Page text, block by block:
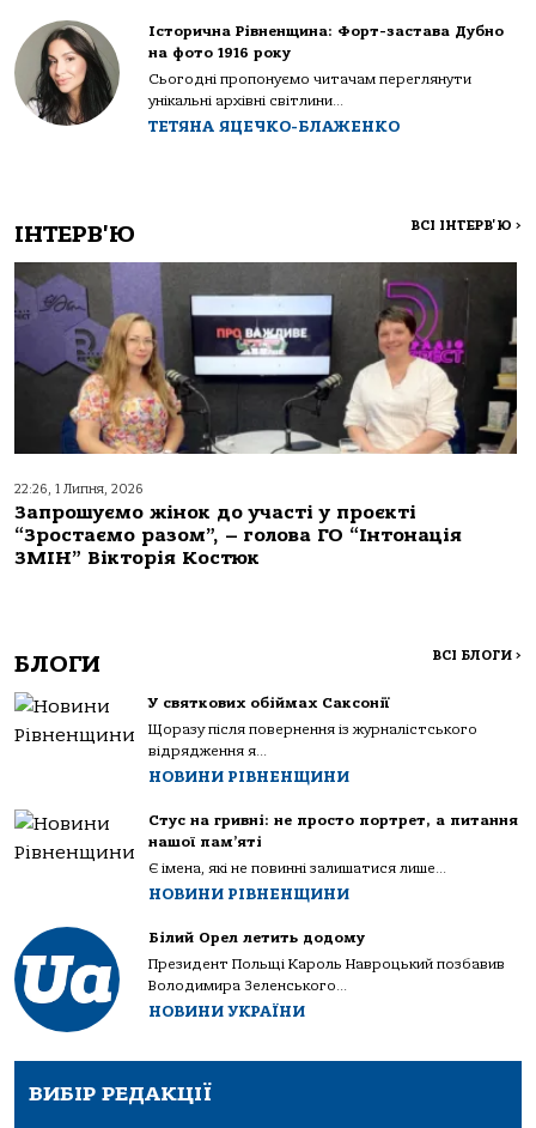
Історична Рівненщина: Форт-застава Дубно
на фото 1916 року
Сьогодні пропонуємо читачам переглянути
унікальні архівні світлини...
ТЕТЯНА ЯЦЕЧКО-БЛАЖЕНКО
ІНТЕРВ'Ю ВСІ ІНТЕРВ'Ю >
22:26, 1 Липня, 2026
Запрошуємо жінок до участі у проєкті
“Зростаємо разом”, – голова ГО “Інтонація
ЗМІН” Вікторія Костюк
БЛОГИ ВСІ БЛОГИ >
У святкових обіймах Саксонії
Щоразу після повернення із журналістського
відрядження я...
НОВИНИ РІВНЕНЩИНИ
Стус на гривні: не просто портрет, а питання
нашої пам’яті
Є імена, які не повинні залишатися лише...
НОВИНИ РІВНЕНЩИНИ
Білий Орел летить додому
Президент Польщі Кароль Навроцький позбавив
Володимира Зеленського...
НОВИНИ УКРАЇНИ
ВИБІР РЕДАКЦІЇ